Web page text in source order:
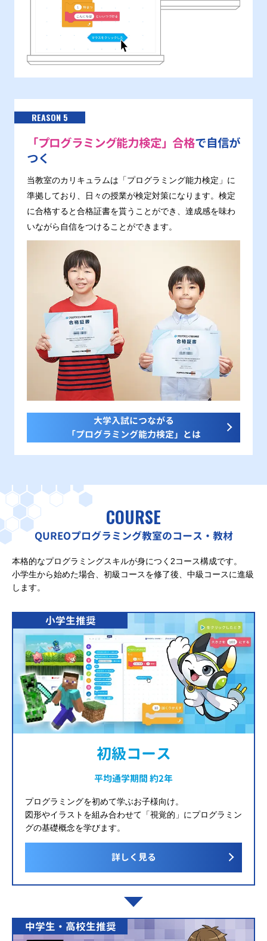
REASON 5
「プログラミング能力検定」合格で自信が
つく
当教室のカリキュラムは「プログラミング能力検定」に
準拠しており、日々の授業が検定対策になります。検定
に合格すると合格証書を貰うことができ、達成感を味わ
いながら自信をつけることができます。
大学入試につながる
「プログラミング能力検定」とは
COURSE
QUREOプログラミング教室のコース・教材
本格的なプログラミングスキルが身につく2コース構成です。
小学生から始めた場合、初級コースを修了後、中級コースに進級
します。
小学生推奨
初級コース
平均通学期間 約2年
プログラミングを初めて学ぶお子様向け。
図形やイラストを組み合わせて「視覚的」にプログラミン
グの基礎概念を学びます。
詳しく見る
中学生・高校生推奨